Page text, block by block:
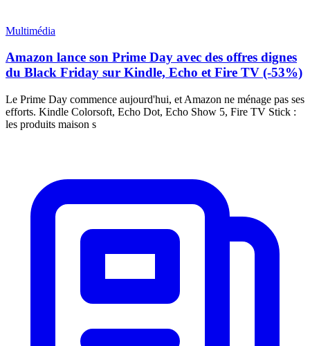
Multimédia
Amazon lance son Prime Day avec des offres dignes
du Black Friday sur Kindle, Echo et Fire TV (-53%)
Le Prime Day commence aujourd'hui, et Amazon ne ménage pas ses
efforts. Kindle Colorsoft, Echo Dot, Echo Show 5, Fire TV Stick :
les produits maison s